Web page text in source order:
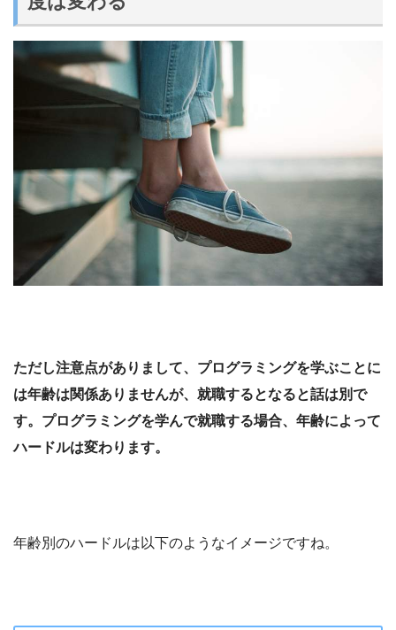
ただし注意点がありまして、プログラミングを学ぶことに
は年齢は関係ありませんが、就職するとなると話は別で
す。プログラミングを学んで就職する場合、年齢によって
ハードルは変わります。
年齢別のハードルは以下のようなイメージですね。